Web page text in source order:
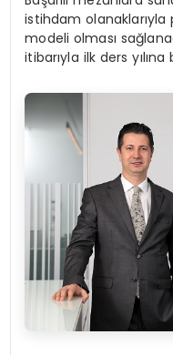
istihdam olanaklarıyla
modeli olması
itibarıyla ilk ders